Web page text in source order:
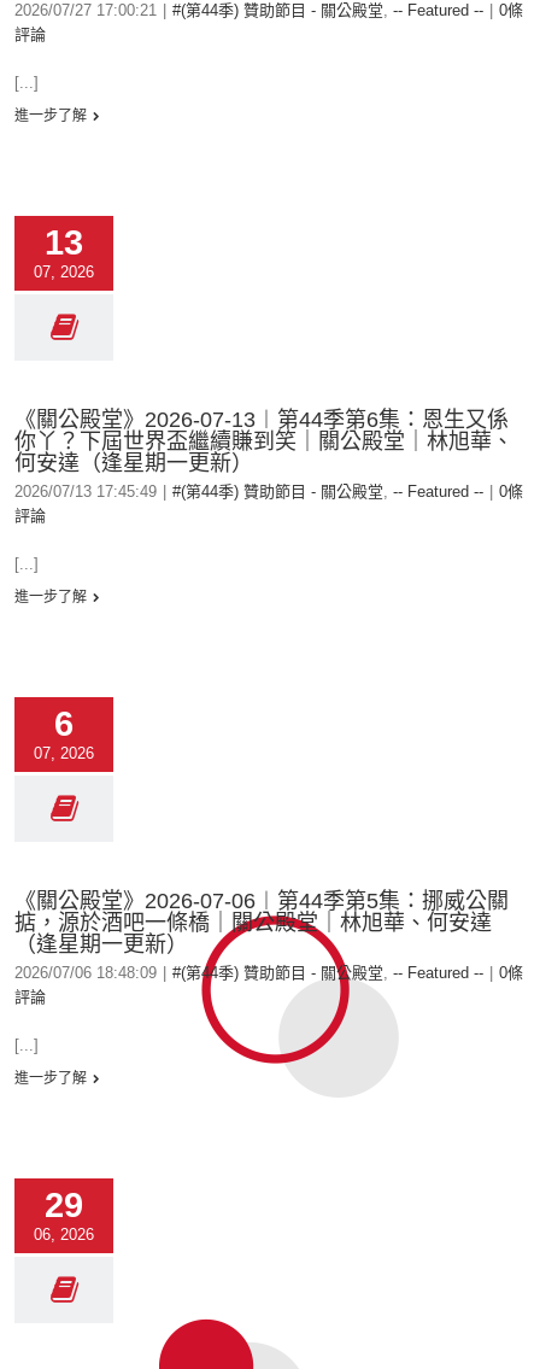
2026/07/27 17:00:21 #(第44季) 贊助節目 - 關公殿堂, -- Featured --
0條
評論
[...]
進一步了解
13
07, 2026
《關公殿堂》2026-07-13︱第44季第6集：恩生又係
你丫？下屆世界盃繼續賺到笑｜關公殿堂｜林旭華、
何安達（逢星期一更新）
2026/07/13 17:45:49 #(第44季) 贊助節目 - 關公殿堂, -- Featured --
0條
評論
[...]
進一步了解
6
07, 2026
《關公殿堂》2026-07-06︱第44季第5集：挪威公關
掂，源於酒吧一條橋｜關公殿堂｜林旭華、何安達
（逢星期一更新）
2026/07/06 18:48:09 #(第44季) 贊助節目 - 關公殿堂, -- Featured --
0條
評論
[...]
進一步了解
29
06, 2026